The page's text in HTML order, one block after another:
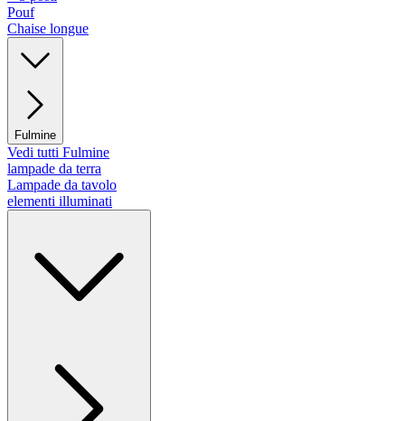
Pouf
Chaise longue
Fulmine
Vedi tutti Fulmine
lampade da terra
Lampade da tavolo
elementi illuminati